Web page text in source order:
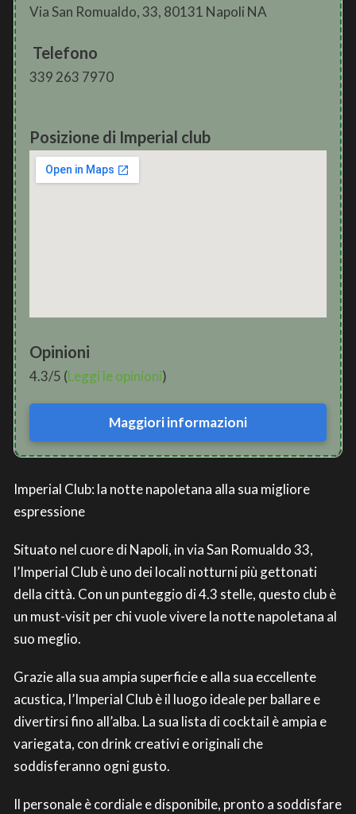
Via San Romualdo, 33, 80131 Napoli NA
Telefono
339 263 7970
Posizione di Imperial club
Opinioni
4.3/5 (Leggi le opinioni)
Maggiori informazioni
Imperial Club: la notte napoletana alla sua migliore
espressione
Situato nel cuore di Napoli, in via San Romualdo 33,
l’Imperial Club è uno dei locali notturni più gettonati
della città. Con un punteggio di 4.3 stelle, questo club è
un must-visit per chi vuole vivere la notte napoletana al
suo meglio.
Grazie alla sua ampia superficie e alla sua eccellente
acustica, l’Imperial Club è il luogo ideale per ballare e
divertirsi fino all’alba. La sua lista di cocktail è ampia e
variegata, con drink creativi e originali che
soddisferanno ogni gusto.
Il personale è cordiale e disponibile, pronto a soddisfare